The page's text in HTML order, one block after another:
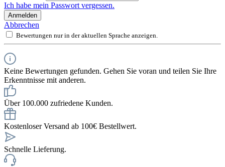
Ich habe mein Passwort vergessen.
Anmelden
Abbrechen
Bewertungen nur in der aktuellen Sprache anzeigen.
Keine Bewertungen gefunden. Gehen Sie voran und teilen Sie Ihre
Erkenntnisse mit anderen.
Über 100.000 zufriedene Kunden.
Kostenloser Versand ab 100€ Bestellwert.
Schnelle Lieferung.